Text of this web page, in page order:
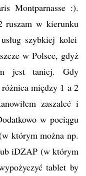
Montparnasse :).
ruszam w kierunku
szybkiej kolei
w Polsce, gdyż
jest taniej. Gdy
różnica między 1 a 2
zaszaleć i
w pociągu
którym można np.
iDZAP (w którym
tablet by